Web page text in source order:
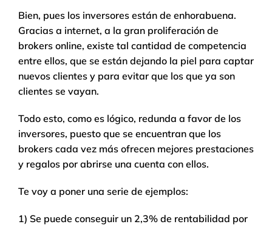
Bien, pues los inversores están de enhorabuena.
Gracias a internet, a la gran proliferación de
brokers online, existe tal cantidad de competencia
entre ellos, que se están dejando la piel para captar
nuevos clientes y para evitar que los que ya son
clientes se vayan.
Todo esto, como es lógico, redunda a favor de los
inversores, puesto que se encuentran que los
brokers cada vez más ofrecen mejores prestaciones
y regalos por abrirse una cuenta con ellos.
Te voy a poner una serie de ejemplos:
1) Se puede conseguir un 2,3% de rentabilidad por